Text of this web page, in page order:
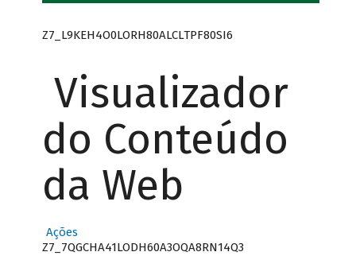
Z7_L9KEH4O0LORH80ALCLTPF80SI6
Visualizador
do Conteúdo
da Web
Ações
Z7_7QGCHA41LODH60A3OQA8RN14Q3